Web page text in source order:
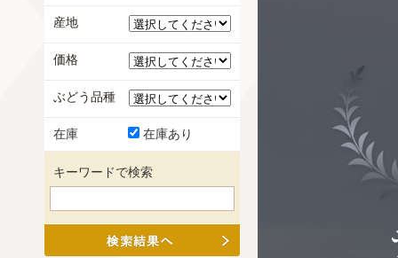
産地
価格
ぶどう品種
在庫 在庫あり
キーワードで検索